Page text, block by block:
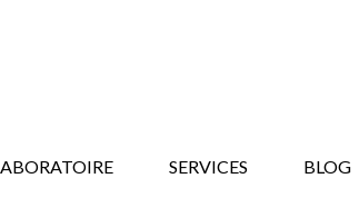
SERVICES BLOG